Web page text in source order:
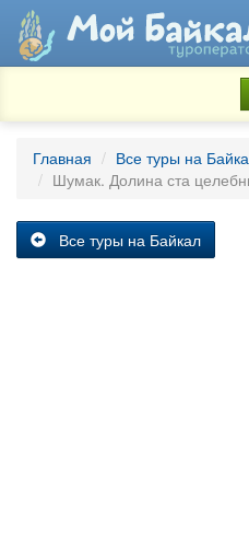
Главная
Все туры на
Шумак. Долина ста
Все туры на Байкал